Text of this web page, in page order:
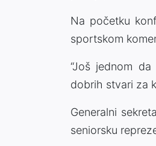
Na početku
sportskom
“Još jednom
dobrih stvari za
Generalni
seniorsku